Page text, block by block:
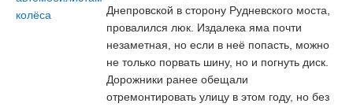
Днепровской в сторону Рудневского моста,
провалился люк. Издалека яма почти
незаметная, но если в неё попасть, можно
не только порвать шину, но и погнуть диск.
Дорожники ранее обещали
отремонтировать улицу в этом году, но без